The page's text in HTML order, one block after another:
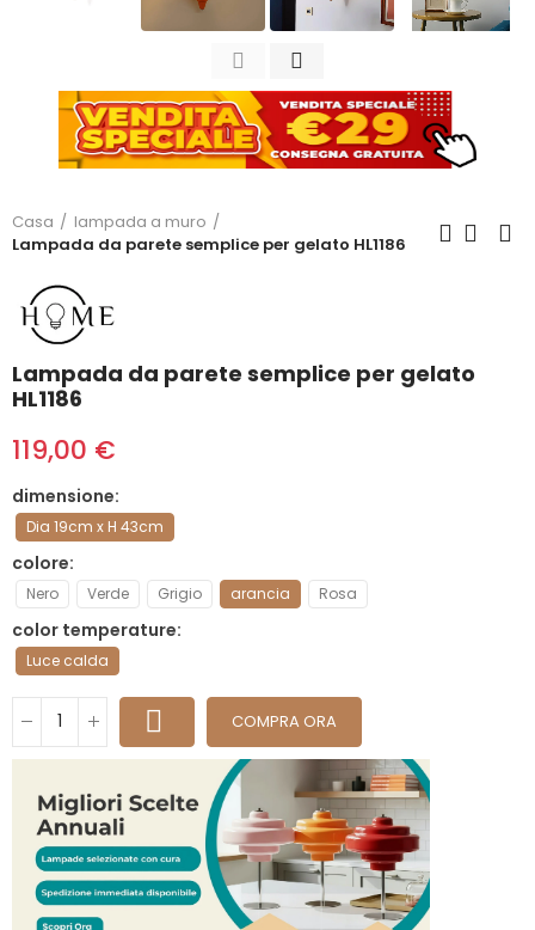
Casa
lampada a muro
Lampada da parete semplice per gelato HL1186
Lampada da parete semplice per gelato
HL1186
119,00 €
dimensione
Dia 19cm x H 43cm
colore
Nero Verde Grigio arancia Rosa
color temperature
Luce calda
COMPRA ORA